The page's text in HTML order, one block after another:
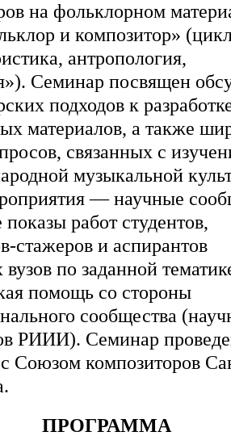
на фольклорном
и композитор»
антропология,
Семинар посвящен
подходов к
материалов, а также
связанных с
музыкальной
— научные
показы работ студентов,
стажеров и аспирантов
вузов по заданной
помощь со стороны
сообщества
РИИИ). Семинар
Союзом композиторов
ПРОГРАММА